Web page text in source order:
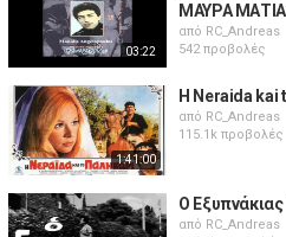
03:22
ΜΑΥΡΑ
από RC_Andreas
542 προβολές
1:41:00
H Neraida kai
από RC_Andreas
115.1k προβολές
Ο
από RC_Andreas